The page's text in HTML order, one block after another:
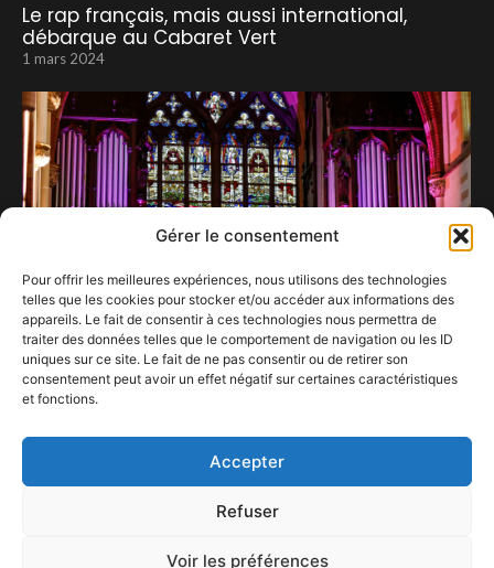
Gérer le consentement
Pour offrir les meilleures expériences, nous utilisons des technologies
telles que les cookies pour stocker et/ou accéder aux informations des
appareils. Le fait de consentir à ces technologies nous permettra de
traiter des données telles que le comportement de navigation ou les ID
uniques sur ce site. Le fait de ne pas consentir ou de retirer son
consentement peut avoir un effet négatif sur certaines caractéristiques
et fonctions.
Accepter
Refuser
Voir les préférences
Le rap français, mais aussi international,
débarque au Cabaret Vert
1 mars 2024
26 avril 2023